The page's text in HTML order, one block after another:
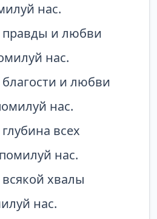
нас.
правды и любви
нас.
и любви
нас.
всех
нас.
хвалы
нас.